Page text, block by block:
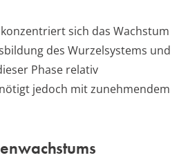
sich das Wachstum
des Wurzelsystems und
Phase relativ
jedoch mit zunehmendem